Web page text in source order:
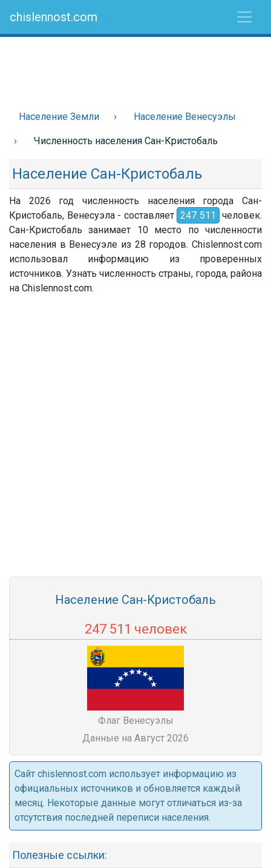
chislennost.com
Население Земли Население Венесуэлы
Численность населения Сан-Кристобаль
Население Сан-Кристобаль
На 2026 год численность населения города Сан-
Кристобаль, Венесуэла - составляет 247 511 человек.
Сан-Кристобаль занимает 10 место по численности
населения в Венесуэле из 28 городов. Chislennost.com
использовал информацию из проверенных
источников. Узнать численность страны, города, района
на Chislennost.com.
Население Сан-Кристобаль
247 511 человек
Флаг Венесуэлы
Данные на Август 2026
Cайт chislennost.com использует информацию из
официальных источников и обновляется каждый
месяц. Некоторые данные могут отличаться из-за
отсутствия последней переписи населения.
Полезные ссылки: